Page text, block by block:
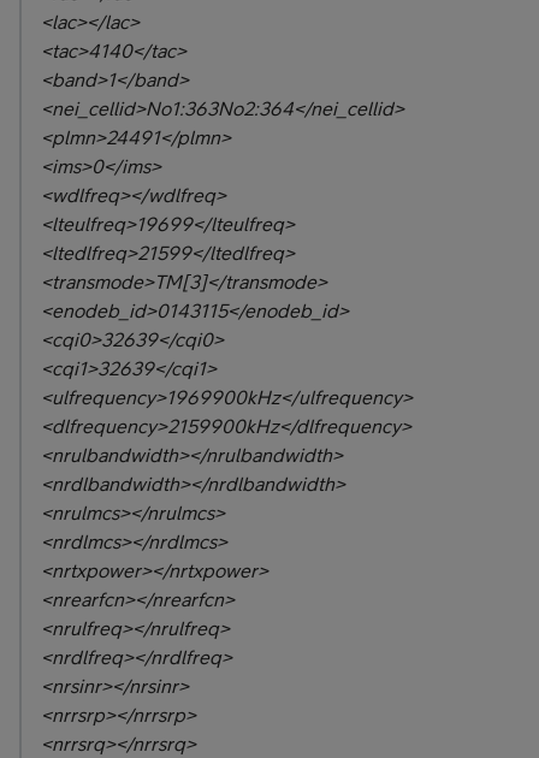
<lac></lac>
<tac>4140</tac>
<band>1</band>
<nei_cellid>No1:363No2:364</nei_cellid>
<plmn>24491</plmn>
<ims>0</ims>
<wdlfreq></wdlfreq>
<lteulfreq>19699</lteulfreq>
<ltedlfreq>21599</ltedlfreq>
<transmode>TM[3]</transmode>
<enodeb_id>0143115</enodeb_id>
<cqi0>32639</cqi0>
<cqi1>32639</cqi1>
<ulfrequency>1969900kHz</ulfrequency>
<dlfrequency>2159900kHz</dlfrequency>
<nrulbandwidth></nrulbandwidth>
<nrdlbandwidth></nrdlbandwidth>
<nrulmcs></nrulmcs>
<nrdlmcs></nrdlmcs>
<nrtxpower></nrtxpower>
<nrearfcn></nrearfcn>
<nrulfreq></nrulfreq>
<nrdlfreq></nrdlfreq>
<nrsinr></nrsinr>
<nrrsrp></nrrsrp>
<nrrsrq></nrrsrq>